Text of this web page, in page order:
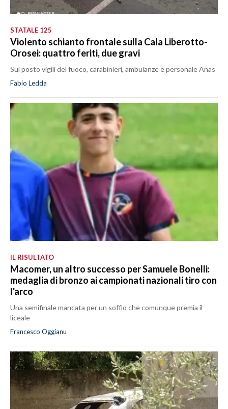
STATALE 125
Violento schianto frontale sulla Cala Liberotto-
Orosei: quattro feriti, due gravi
Sul posto vigili del fuoco, carabinieri, ambulanze e personale Anas
Fabio Ledda
IL RISULTATO
Macomer, un altro successo per Samuele Bonelli:
medaglia di bronzo ai campionati nazionali tiro con
l'arco
Una semifinale mancata per un soffio che comunque premia il
liceale
Francesco Oggianu